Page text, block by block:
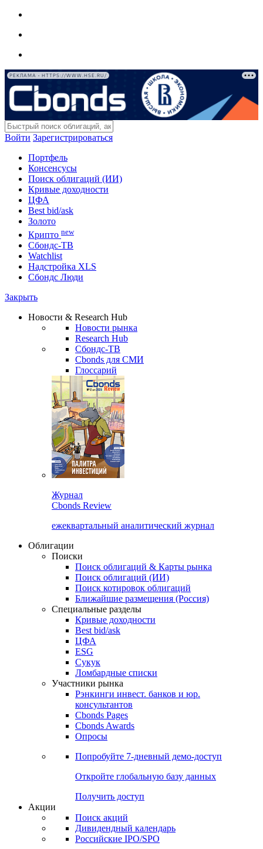
РЕКЛАМА • HTTPS://WWW.HSE.RU/
Войти Зарегистрироваться
Портфель
Консенсусы
Поиск облигаций (ИИ)
Кривые доходности
ЦФА
Best bid/ask
Золото
Крипто new
Сбондс-ТВ
Watchlist
Надстройка XLS
Сбондс Люди
Закрыть
Новости & Research Hub
Новости рынка
Research Hub
Сбондс-ТВ
Cbonds для СМИ
Глоссарий
Журнал
Cbonds Review
ежеквартальный аналитический журнал
Облигации
Поиски
Поиск облигаций & Карты рынка
Поиск облигаций (ИИ)
Поиск котировок облигаций
Ближайшие размещения (Россия)
Специальные разделы
Кривые доходности
Best bid/ask
ЦФА
ESG
Сукук
Ломбардные списки
Участники рынка
Рэнкинги инвест. банков и юр.
консультантов
Cbonds Pages
Cbonds Awards
Опросы
Попробуйте 7-дневный демо-доступ
Откройте глобальную базу данных
Получить доступ
Акции
Поиск акций
Дивидендный календарь
Российские IPO/SPO